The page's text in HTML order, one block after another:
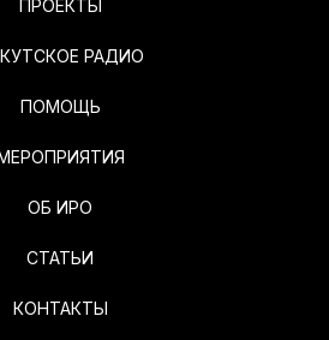
ПРОЕКТЫ
РАДИО
ПОМОЩЬ
ОБ ИРО
СТАТЬИ
КОНТАКТЫ